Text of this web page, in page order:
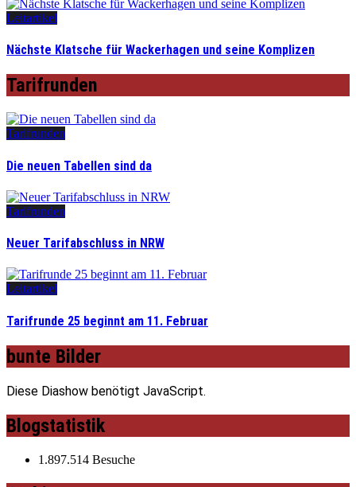
Leitartikel
Nächste Klatsche für Wackerhagen und seine Komplizen
Tarifrunden
Tarifrunden
Die neuen Tabellen sind da
Tarifrunden
Neuer Tarifabschluss in NRW
Leitartikel
Tarifrunde 25 beginnt am 11. Februar
bunte Bilder
Diese Diashow benötigt JavaScript.
Blogstatistik
1.897.514 Besuche